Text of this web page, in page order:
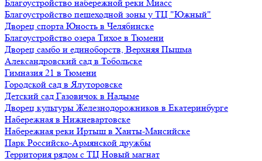
Благоустройство набережной реки Миасс
Благоустройство пешеходной зоны у ТЦ "Южный"
Дворец спорта Юность в Челябинске
Благоустройство озера Тихое в Тюмени
Дворец самбо и единоборств, Верхняя Пышма
Александровский сад в Тобольске
Гимназия 21 в Тюмени
Городской сад в Ялуторовске
Детский сад Газовичок в Надыме
Дворец культуры Железнодорожников в Екатеринбурге
Набережная в Нижневартовске
Набережная реки Иртыш в Ханты-Мансийске
Парк Российско-Армянской дружбы
Территория рядом с ТЦ Новый магнат